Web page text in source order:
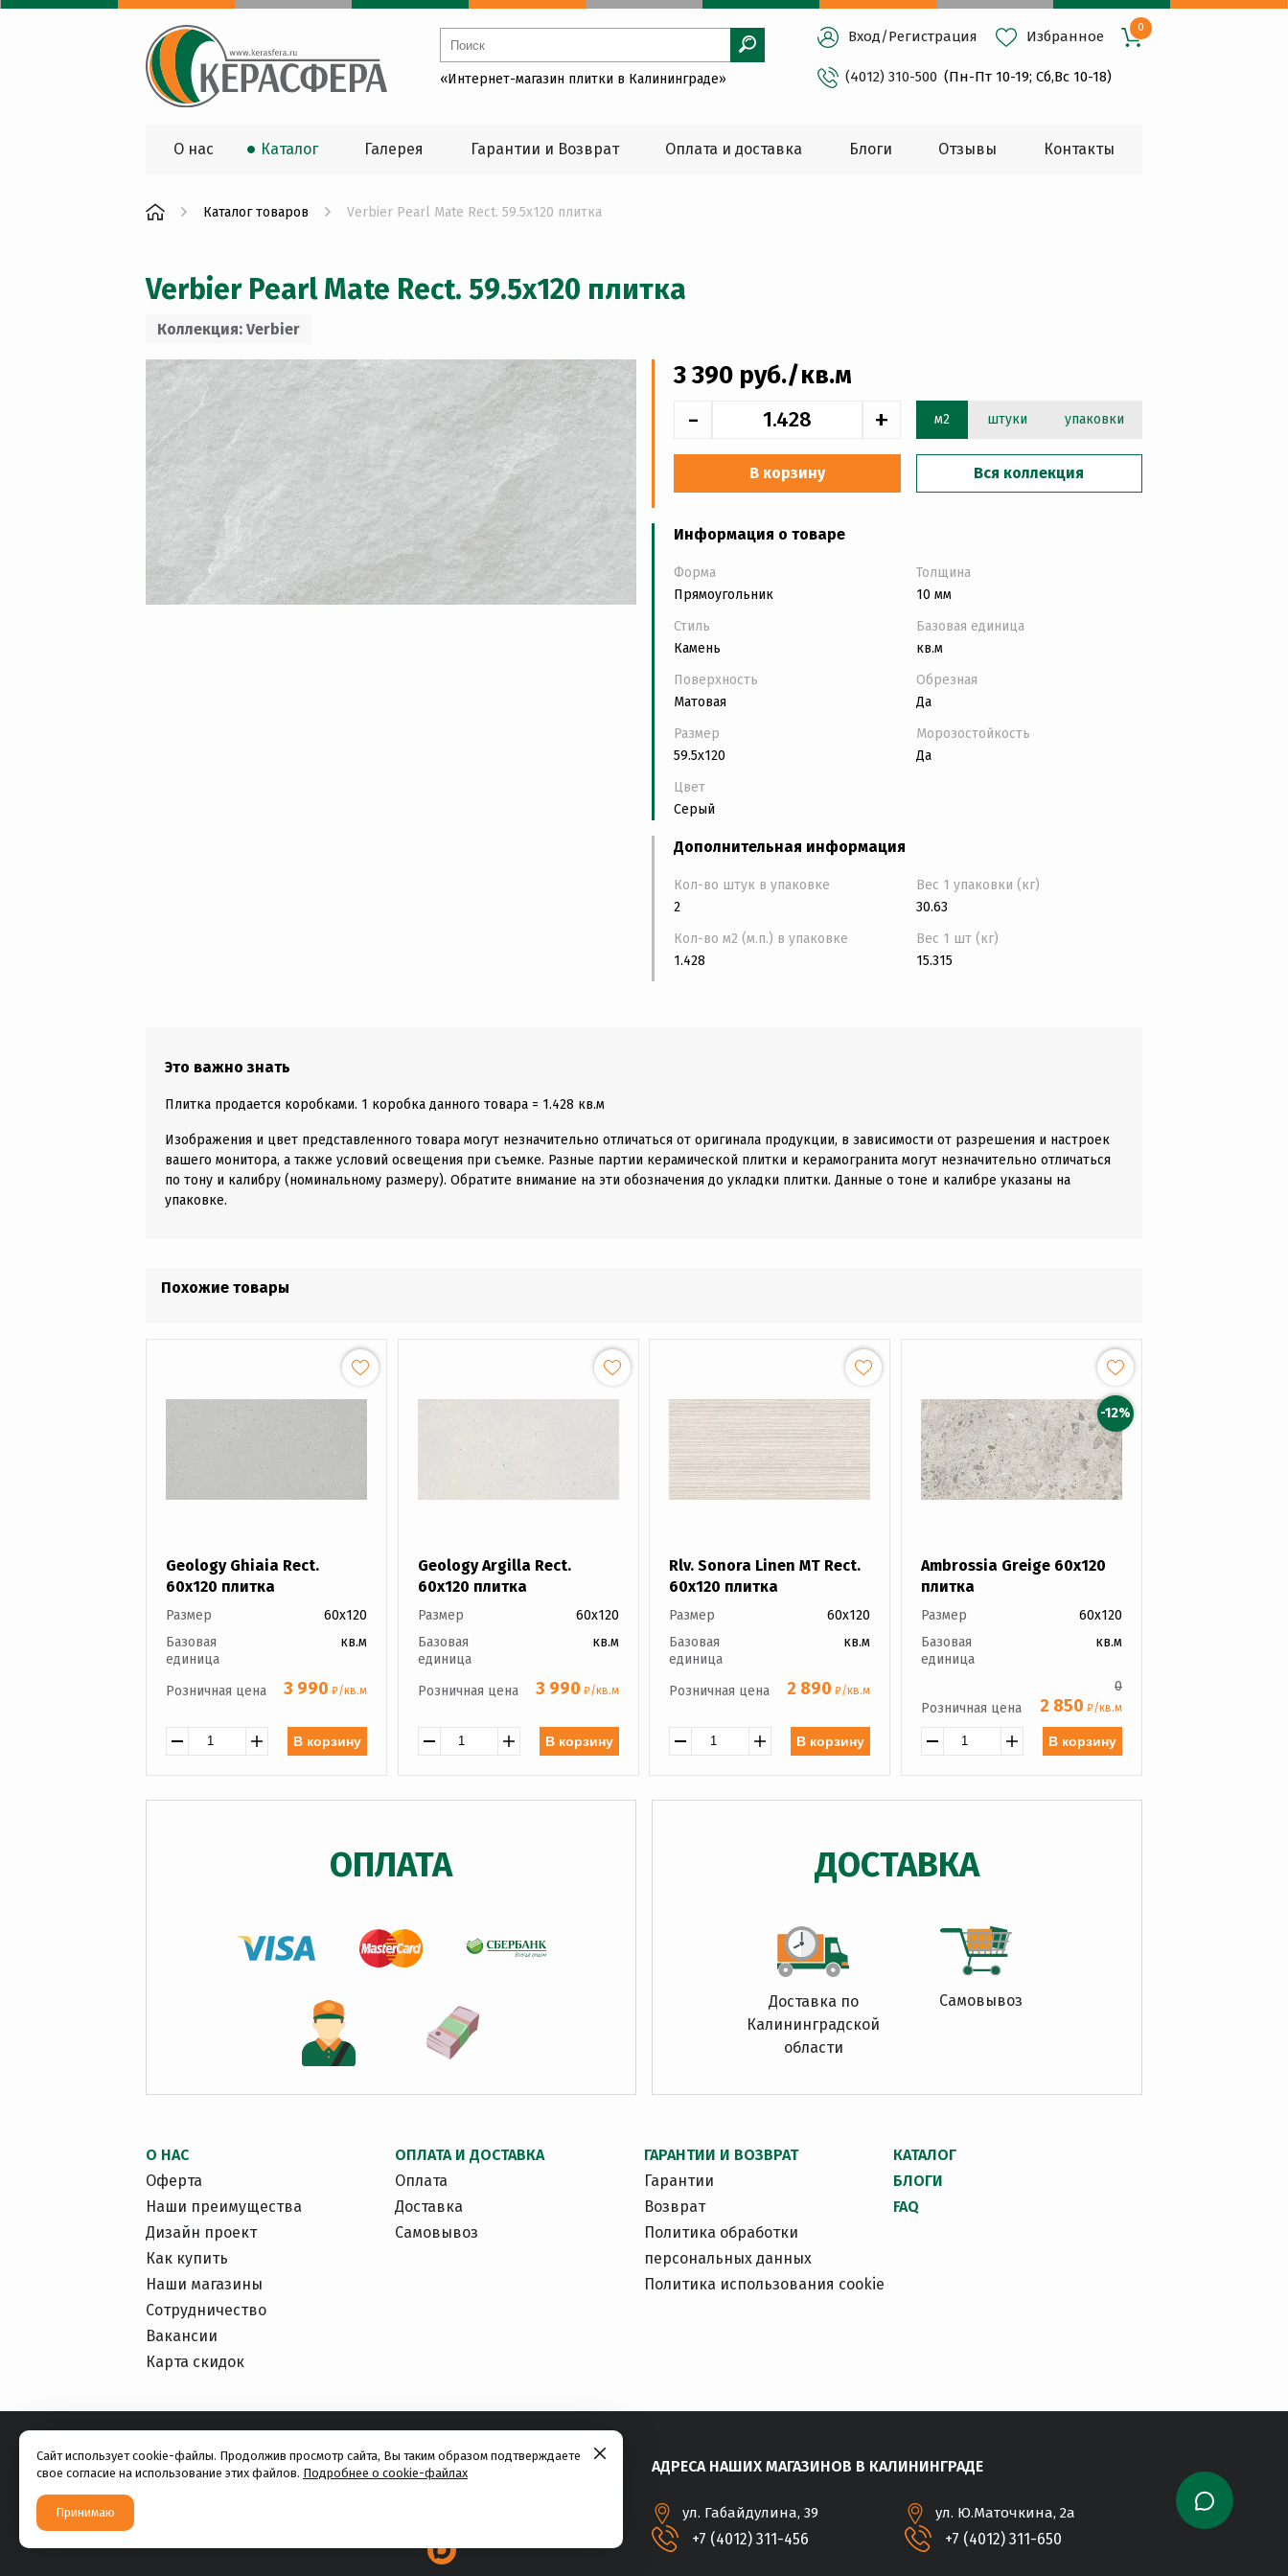
«Интернет-магазин плитки в Калининграде»
Вход/Регистрация Избранное
0
(4012) 310-500 (Пн-Пт 10-19; Сб,Вс 10-18)
О нас Каталог Галерея Гарантии и Возврат Оплата и доставка Блоги Oтзывы Контакты
Каталог товаров Verbier Pearl Mate Rect. 59.5x120 плитка
Verbier Pearl Mate Rect. 59.5x120 плитка
Коллекция: Verbier
3 390 руб./кв.м
- + м2 штуки упаковки
В корзину Вся коллекция
Информация о товаре
Форма
Прямоугольник
Стиль
Камень
Поверхность
Матовая
Размер
59.5x120
Цвет
Серый
Толщина
10 мм
Базовая единица
кв.м
Обрезная
Да
Морозостойкость
Да
Дополнительная информация
Кол-во штук в упаковке
2
Кол-во м2 (м.п.) в упаковке
1.428
Вес 1 упаковки (кг)
30.63
Вес 1 шт (кг)
15.315
Это важно знать
Плитка продается коробками. 1 коробка данного товара = 1.428 кв.м
Изображения и цвет представленного товара могут незначительно отличаться от оригинала продукции, в зависимости от разрешения и настроек
вашего монитора, а также условий освещения при съемке. Разные партии керамической плитки и керамогранита могут незначительно отличаться
по тону и калибру (номинальному размеру). Обратите внимание на эти обозначения до укладки плитки. Данные о тоне и калибре указаны на
упаковке.
Похожие товары
Geology Ghiaia Rect.
60x120 плитка
Размер
60x120
Базовая
единица
кв.м
Розничная цена 3 990 ₽/кв.м
В корзину
Geology Argilla Rect.
60x120 плитка
Размер
60x120
Базовая
единица
кв.м
Розничная цена 3 990 ₽/кв.м
В корзину
Rlv. Sonora Linen MT Rect.
60x120 плитка
Размер
60x120
Базовая
единица
кв.м
Розничная цена 2 890 ₽/кв.м
В корзину
-12%
Ambrossia Greige 60x120
плитка
Размер
60x120
Базовая
единица
кв.м
Розничная цена
0
2 850 ₽/кв.м
В корзину
ОПЛАТА ДОСТАВКА
Доставка по
Калининградской
области
Самовывоз
О НАС
Оферта
Наши преимущества
Дизайн проект
Как купить
Наши магазины
Сотрудничество
Вакансии
Карта скидок
ОПЛАТА И ДОСТАВКА
Оплата
Доставка
Самовывоз
ГАРАНТИИ И ВОЗВРАТ
Гарантии
Возврат
Политика обработки
персональных данных
Политика использования cookie
КАТАЛОГ
БЛОГИ
FAQ
АДРЕСА НАШИХ МАГАЗИНОВ В КАЛИНИНГРАДЕ
ул. Габайдулина, 39
+7 (4012) 311-456
ул. Ю.Маточкина, 2а
+7 (4012) 311-650
Сайт использует cookie-файлы. Продолжив просмотр сайта, Вы таким образом подтверждаете
свое согласие на использование этих файлов. Подробнее о cookie-файлах
Принимаю